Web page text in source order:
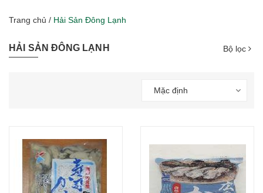
Trang chủ / Hải Sản Đông Lạnh
HẢI SẢN ĐÔNG LẠNH Bộ lọc
Mặc định